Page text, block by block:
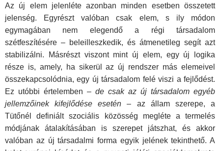
Az új elem jelenléte azonban minden esetben összetett
jelenség. Egyrészt valóban csak elem, s ily módon
egymagá­ban nem elegendő a régi társadalom
szétfeszítésére – beleil­leszkedik, és átmenetileg segít azt
stabilizálni. Másrészt vi­szont mint új elem, egy új logika
része is, amely, ha sikerül az új rendszer más elemeivel
összekapcsolódnia, egy új társa­dalom felé viszi a fejlődést.
Ez utóbbi értelemben – de csak az új társadalom egyéb
jellemzőinek kifejlődése esetén – az ál­lam szerepe, a
Tütőnél definiált szociális közösség megléte a termelés
módjának átalakításában is szerepet játszhat, és ak­kor
valóban az új társadalmi forma egyik jelének tekinthető. A